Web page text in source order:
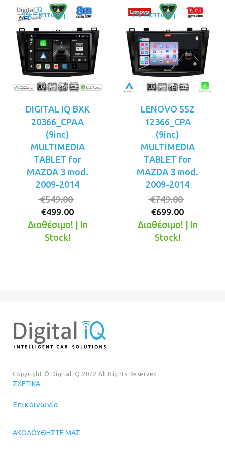
9% Έκπτωση
DIGITAL IQ BXK
20366_CPAA
(9inc)
MULTIMEDIA
TABLET for
MAZDA 3 mod.
2009-2014
€549.00
was:
€499.00
τρέχουσα
Διαθέσιμο! | In
Stock!
7% Έκπτωση
LENOVO SSZ
12366_CPA
(9inc)
MULTIMEDIA
TABLET for
MAZDA 3 mod.
2009-2014
€749.00
was:
€699.00
Διαθέσιμο! | In
Stock!
Copyright © Digital iQ 2022 All Rights Reserved.
ΣΧΕΤΙΚΆ
Επικοινωνία
ΑΚΟΛΟΥΘΉΣΤΕ ΜΑΣ